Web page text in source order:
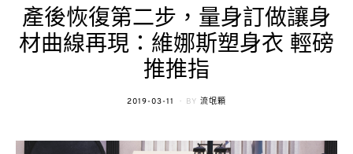
產後恢復第二步，量身訂做讓身
材曲線再現：維娜斯塑身衣 輕磅
推推指
POSTED
2019-03-11 BY 流氓顆